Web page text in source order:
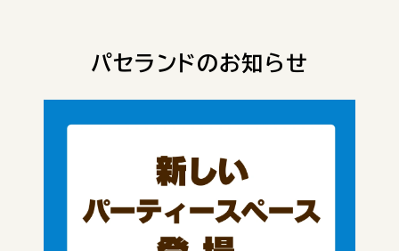
パセランドのお知らせ